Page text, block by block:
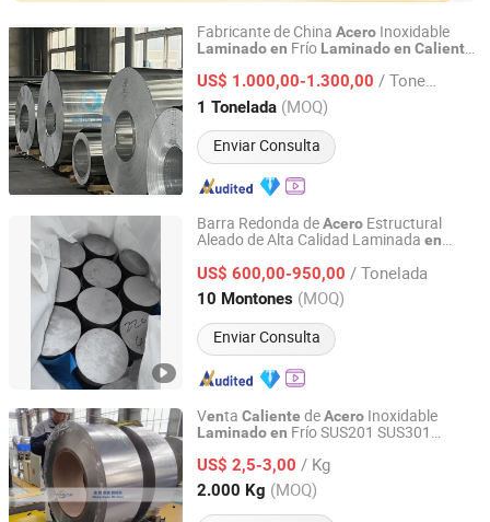
Fabricante de China Acero Inoxidable
Laminadoen Frío Laminadoen Caliente
Bobina deAceroInoxidable Ss
US$ 1.000,00-1.300,00 / Tonelada
1 Tonelada (MOQ)
Enviar Consulta
Shandong Chunhui Metal Products Co., Ltd.
Shandong, China Desde 2026
Barra Redonda deAcero Estructural
Aleado de Alta Calidad Laminada en
US$ 600,00-950,00 / Tonelada
10 Montones (MOQ)
Enviar Consulta
Zhuoyue Machinery Parts Processing Factory
Shandong, China Desde 2026
Venta Caliente deAcero Inoxidable
Laminadoen Frío SUS201 SUS301
Aplicaciones de Equipos Médicos
US$ 2,5-3,00 / Kg
2.000 Kg (MOQ)
DongGuan Mixiao New Material Technology Co.,Ltd
Guangdong, China Desde 2025